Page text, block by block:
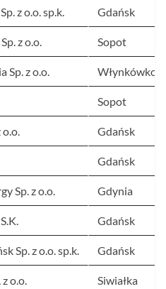
z o.o. sp.k. Gdańsk
z o.o. Sopot
Sp. z o.o. Włynkówko
Sopot
o.o. Gdańsk
Gdańsk
Sp. z o.o. Gdynia
Gdańsk
Sp. z o.o. sp.k. Gdańsk
o.o. Siwiałka